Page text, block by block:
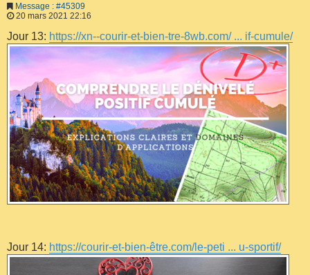
Message : #45309
20 mars 2021 22:16
Jour 13: https://xn--courir-et-bien-tre-8wb.com/ ... if-cumule/
Jour 14: https://courir-et-bien-être.com/le-peti ... u-sportif/